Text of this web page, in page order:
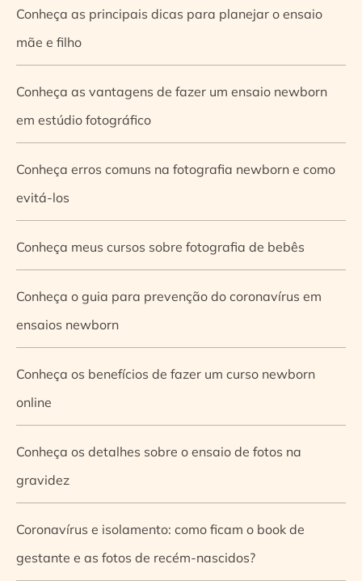
Conheça as principais dicas para planejar o ensaio
mãe e filho
Conheça as vantagens de fazer um ensaio newborn
em estúdio fotográfico
Conheça erros comuns na fotografia newborn e como
evitá-los
Conheça meus cursos sobre fotografia de bebês
Conheça o guia para prevenção do coronavírus em
ensaios newborn
Conheça os benefícios de fazer um curso newborn
online
Conheça os detalhes sobre o ensaio de fotos na
gravidez
Coronavírus e isolamento: como ficam o book de
gestante e as fotos de recém-nascidos?